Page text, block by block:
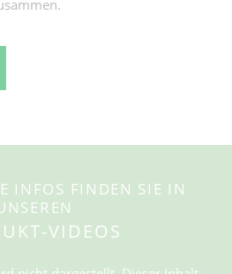
INFOS FINDEN SIE IN
VIDEOS